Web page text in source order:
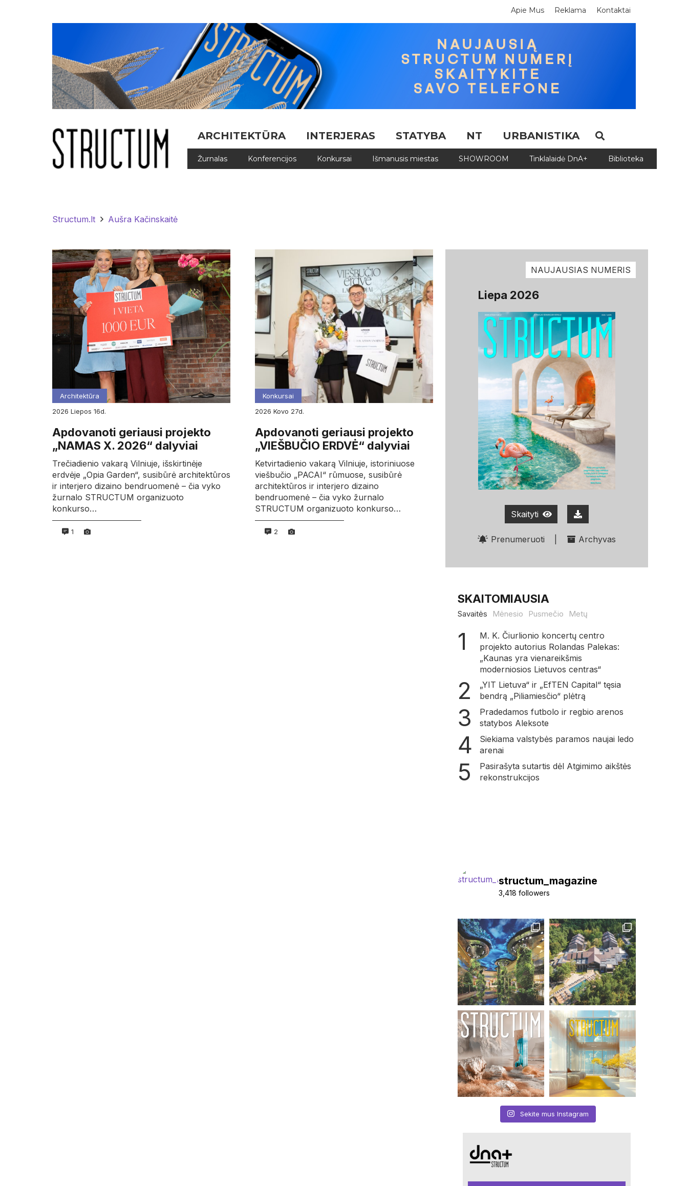
Apie Mus Reklama Kontaktai
ARCHITEKTŪRA INTERJERAS STATYBA NT URBANISTIKA
Žurnalas Konferencijos Konkursai Išmanusis miestas SHOWROOM Tinklalaidė DnA+ Biblioteka
Structum.lt Aušra Kačinskaitė
Architektūra
2026
liepos 16d.
Apdovanoti geriausi projekto
„NAMAS X. 2026“ dalyviai
Trečiadienio vakarą Vilniuje, išskirtinėje
erdvėje „Opia Garden“, susibūrė architektūros
ir interjero dizaino bendruomenė – čia vyko
žurnalo STRUCTUM organizuoto
konkurso…
1
Konkursai
2026
kovo 27d.
Apdovanoti geriausi projekto
„VIEŠBUČIO ERDVĖ“ dalyviai
Ketvirtadienio vakarą Vilniuje, istoriniuose
viešbučio „PACAI“ rūmuose, susibūrė
architektūros ir interjero dizaino
bendruomenė – čia vyko žurnalo
STRUCTUM organizuoto konkurso…
2
NAUJAUSIAS NUMERIS
Liepa 2026
Skaityti
Prenumeruoti Archyvas
SKAITOMIAUSIA
Savaitės Mėnesio Pusmečio Metų
M. K. Čiurlionio koncertų centro
projekto autorius Rolandas Palekas:
„Kaunas yra vienareikšmis
moderniosios Lietuvos centras“
„YIT Lietuva“ ir „EfTEN Capital“ tęsia
bendrą „Piliamiesčio“ plėtrą
Pradedamos futbolo ir regbio arenos
statybos Aleksote
Siekiama valstybės paramos naujai ledo
arenai
Pasirašyta sutartis dėl Atgimimo aikštės
rekonstrukcijos
structum_magazine
3,418 followers
Sekite mus Instagram